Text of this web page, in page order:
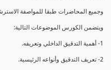
وجميع المحاضرات طبقا للمواصفة الاسترشادية
ويتضمن الكورس الموضوعات التالية:
1- أهمية التدقيق الداخلي وتعريفه.
2- تعريف التدقيق وأنواعه الرئيسية.